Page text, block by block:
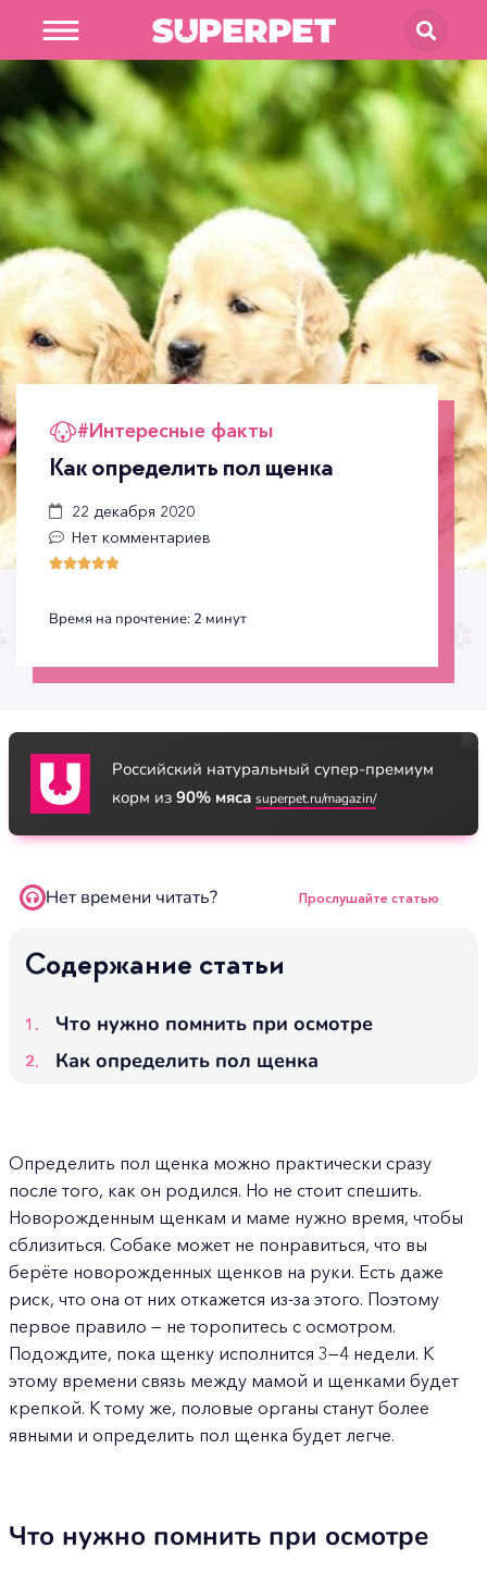
В магазин
SUPERPET
#Интересные факты
Как определить пол щенка
22 декабря 2020
Нет комментариев

Время на прочтение: 2 минут
Российский натуральный супер-премиум
корм из 90% мяса superpet.ru/magazin/
Нет времени читать? Прослушайте статью
Содержание статьи
Что нужно помнить при осмотре
Как определить пол щенка
Определить пол щенка можно практически сразу
после того, как он родился. Но не стоит спешить.
Новорожденным щенкам и маме нужно время, чтобы
сблизиться. Собаке может не понравиться, что вы
берёте новорожденных щенков на руки. Есть даже
риск, что она от них откажется из-за этого. Поэтому
первое правило — не торопитесь с осмотром.
Подождите, пока щенку исполнится 3—4 недели. К
этому времени связь между мамой и щенками будет
крепкой. К тому же, половые органы станут более
явными и определить пол щенка будет легче.
Что нужно помнить при осмотре